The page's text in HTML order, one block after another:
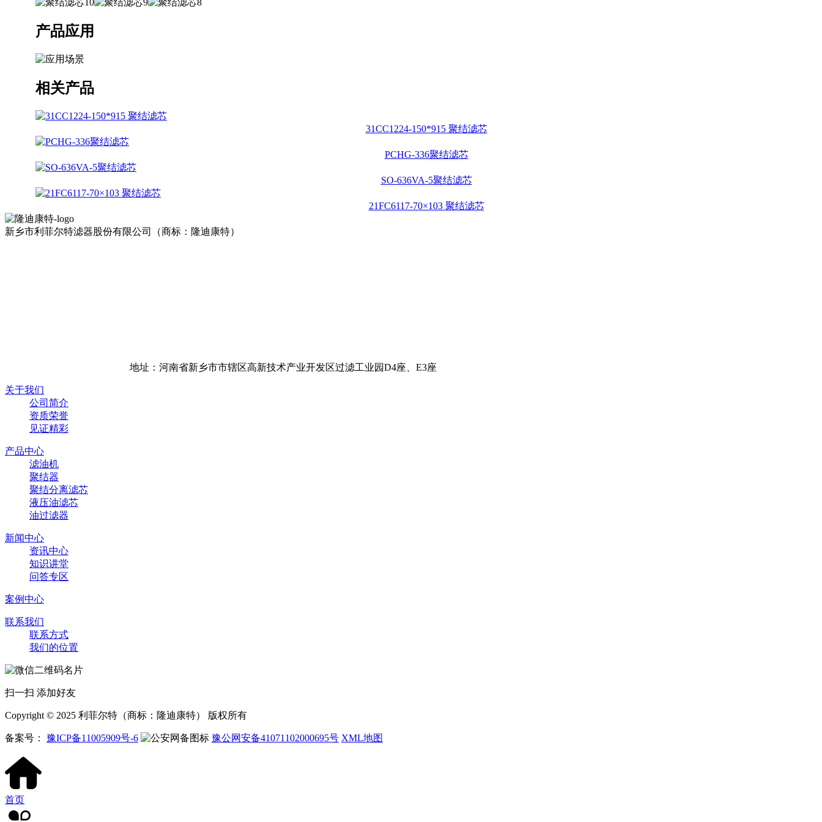
产品应用
相关产品
31CC1224-150*915 聚结滤芯
PCHG-336聚结滤芯
SO-636VA-5聚结滤芯
21FC6117-70×103 聚结滤芯
新乡市利菲尔特滤器股份有限公司（商标：隆迪康特）
地址：河南省新乡市市辖区高新技术产业开发区过滤工业园D4座、E3座
关于我们
公司简介
资质荣誉
见证精彩
产品中心
滤油机
聚结器
聚结分离滤芯
液压油滤芯
油过滤器
新闻中心
资讯中心
知识讲堂
问答专区
案例中心
联系我们
联系方式
我们的位置
扫一扫 添加好友
Copyright © 2025 利菲尔特（商标：隆迪康特） 版权所有
备案号： 豫ICP备11005909号-6 豫公网安备41071102000695号 XML地图
首页